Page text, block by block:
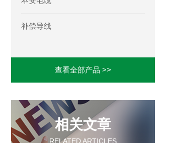
补偿导线
查看全部产品 >>
相关文章
RELATED ARTICLES